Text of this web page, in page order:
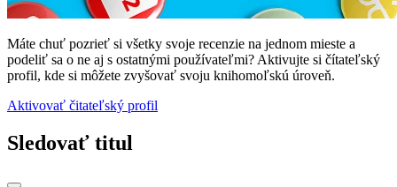
Máte chuť pozrieť si všetky svoje recenzie na jednom mieste a
podeliť sa o ne aj s ostatnými používateľmi? Aktivujte si čítateľský
profil, kde si môžete zvyšovať svoju knihomoľskú úroveň.
Aktivovať čitateľský profil
Sledovať titul